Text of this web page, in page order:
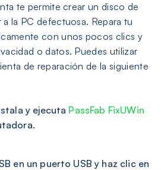
te permite crear un disco de
la PC defectuosa. Repara tu
con unos pocos clics y
o datos. Puedes utilizar
de reparación de la siguiente
y ejecuta PassFab FixUWin
en un puerto USB y haz clic en